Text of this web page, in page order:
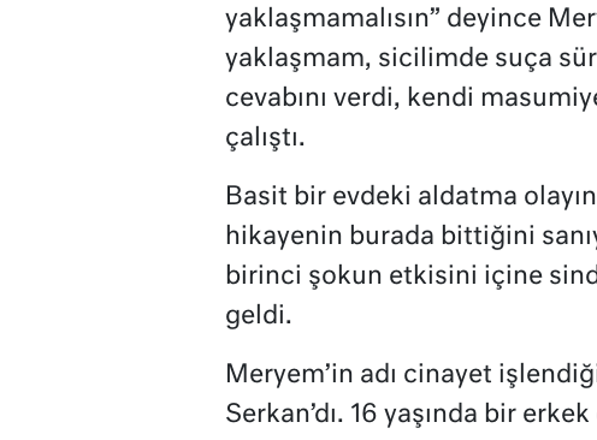
yaklaşmamalısın” deyince
yaklaşmam, sicilimde suça
cevabını verdi, kendi
çalıştı.
Basit bir evdeki aldatma
hikayenin burada bittiğini
birinci şokun etkisini içine
geldi.
Meryem’in adı cinayet
Serkan’dı. 16 yaşında bir